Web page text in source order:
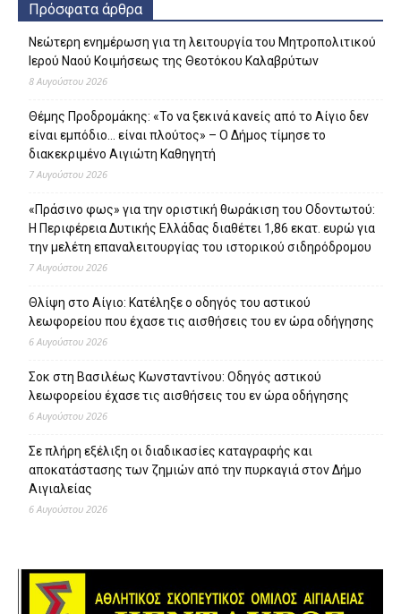
Πρόσφατα άρθρα
Νεώτερη ενημέρωση για τη λειτουργία του Μητροπολιτικού
Ιερού Ναού Κοιμήσεως της Θεοτόκου Καλαβρύτων
8 Αυγούστου 2026
Θέμης Προδρομάκης: «Το να ξεκινά κανείς από το Αίγιο δεν
είναι εμπόδιο… είναι πλούτος» – O Δήμος τίμησε το
διακεκριμένο Αιγιώτη Καθηγητή
7 Αυγούστου 2026
«Πράσινο φως» για την οριστική θωράκιση του Οδοντωτού:
Η Περιφέρεια Δυτικής Ελλάδας διαθέτει 1,86 εκατ. ευρώ για
την μελέτη επαναλειτουργίας του ιστορικού σιδηρόδρομου
7 Αυγούστου 2026
Θλίψη στο Αίγιο: Κατέληξε ο οδηγός του αστικού
λεωφορείου που έχασε τις αισθήσεις του εν ώρα οδήγησης
6 Αυγούστου 2026
Σοκ στη Βασιλέως Κωνσταντίνου: Οδηγός αστικού
λεωφορείου έχασε τις αισθήσεις του εν ώρα οδήγησης
6 Αυγούστου 2026
Σε πλήρη εξέλιξη οι διαδικασίες καταγραφής και
αποκατάστασης των ζημιών από την πυρκαγιά στον Δήμο
Αιγιαλείας
6 Αυγούστου 2026